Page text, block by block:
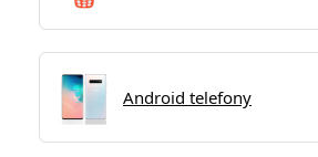
Android telefony